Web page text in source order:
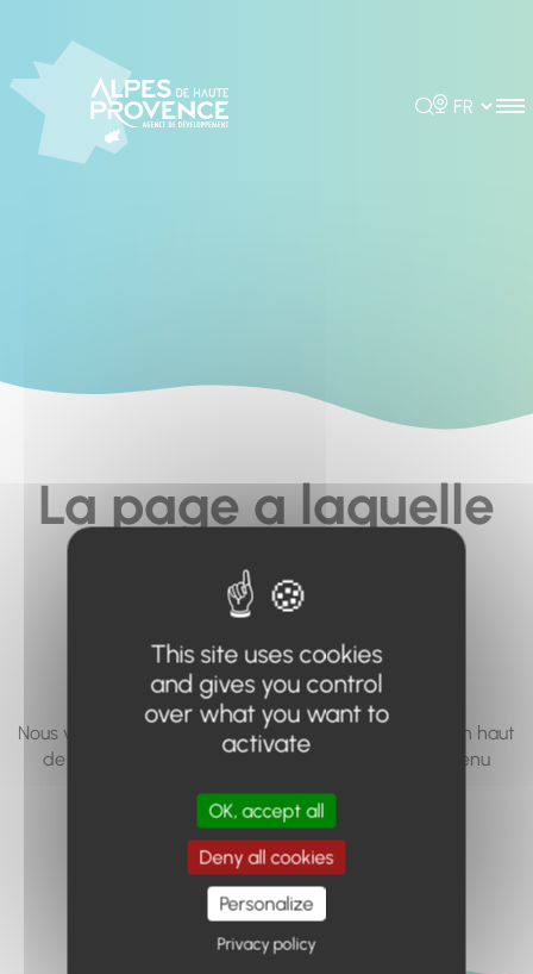
Rechercher
Choisir la
La page a laquelle
vous cherchez à
accéder n'existe
pas... ou plus.
Nous vous invitons à utiliser le moteur de recherche en haut
de page, ou à utiliser le menu pour trouver le contenu
Retour à l'accueil
This site uses cookies
and gives you control
over what you want to
activate
OK, accept all
Deny all cookies
Personalize
Privacy policy